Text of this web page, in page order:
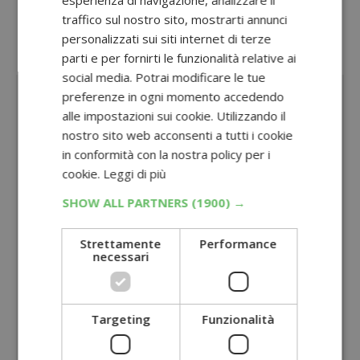
Oppure visita la sezione dedicata a tutti
cashback sulla spesa
Sponsorizzato:
traffico sul nostro sito, mostrarti annunci
personalizzati sui siti internet di terze
parti e per fornirti le funzionalità relative ai
social media. Potrai modificare le tue
preferenze in ogni momento accedendo
alle impostazioni sui cookie. Utilizzando il
nostro sito web acconsenti a tutti i cookie
in conformità con la nostra policy per i
cookie. Leggi di più
SHOW ALL PARTNERS (1900) →
Strettamente
necessari
Performance
Targeting Funzionalità